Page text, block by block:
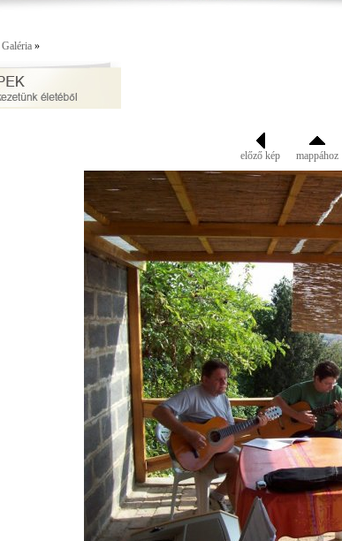
Galéria»
előző kép mappához